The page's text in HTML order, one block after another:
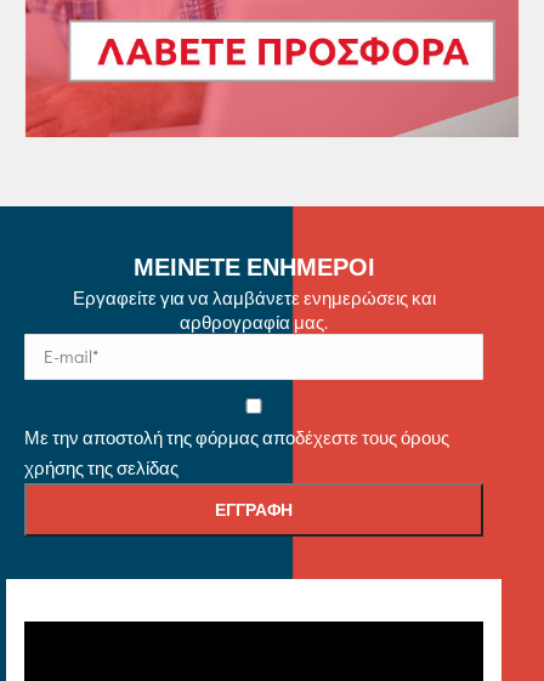
ΜΕΙΝΕΤΕ ΕΝΗΜΕΡΟΙ
Εργαφείτε για να λαμβάνετε ενημερώσεις και
αρθρογραφία μας.
Με την αποστολή της φόρμας αποδέχεστε τους όρους
χρήσης της σελίδας